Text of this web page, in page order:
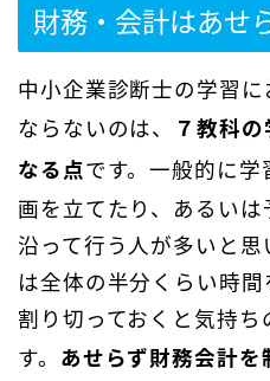
財務・会計はあせ
中小企業診断士の学習
ならないのは、
７教科
なる点です。一般的に
画を立てたり、あるい
沿って行う人が多いと
は全体の半分くらい時
割り切っておくと気持
す。 あせらず財務会計を